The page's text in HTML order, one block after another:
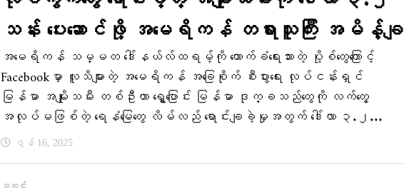
သန်း ပေးဆောင်ဖို့ အမေရိကန် တရားသူကြီး အမိန့်ချ
အမေရိကန် သမ္မတ ဒေါ်နယ်လ်ထရမ့်ကို ထောက်ခံရေးသားတဲ့ ပို့စ်တွေကြောင့်
Facebookမှာ လူသိများတဲ့ အမေရိကန် အခြေစိုက် စီးပွားရေး လုပ်ငန်းရှင်
မြန်မာ အမျိုးသမီး တစ်ဦးဟာ ရွှေ့ပြောင်း မြန်မာ ဒုက္ခသည်တွေကို လက်တွေ့
အလုပ်မဖြစ်တဲ့ ရေနံမြေတွေ လိမ်လည် ရောင်းချခဲ့မှုအတွက် ဒေါ်လာ ၃.၂...
ဇွန် 16, 2025
သတင်း